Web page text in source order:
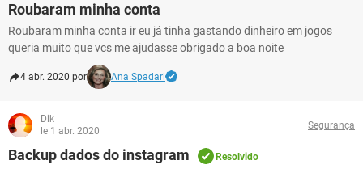
Roubaram minha conta
Roubaram minha conta ir eu já tinha gastando dinheiro em jogos
queria muito que vcs me ajudasse obrigado a boa noite
4 abr. 2020 por Ana Spadari
Dik
le 1 abr. 2020
Segurança
Backup dados do instagram Resolvido